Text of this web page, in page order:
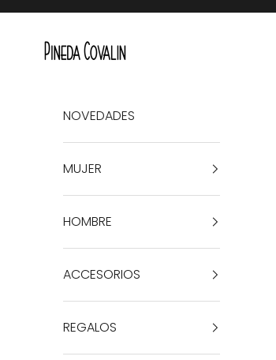
Ir al contenido
Pineda Covalin
NOVEDADES
MUJER
HOMBRE
ACCESORIOS
REGALOS